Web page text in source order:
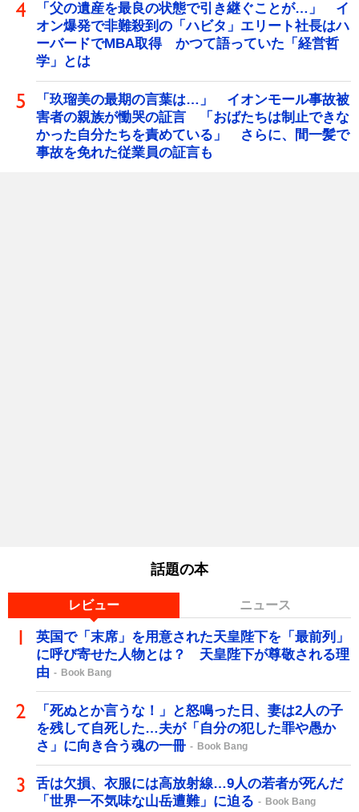
「父の遺産を最良の状態で引き継ぐことが…」 イ
オン爆発で非難殺到の「ハビタ」エリート社長はハ
ーバードでMBA取得 かつて語っていた「経営哲
学」とは
「玖瑠美の最期の言葉は…」 イオンモール事故被
害者の親族が慟哭の証言 「おばたちは制止できな
かった自分たちを責めている」 さらに、間一髪で
事故を免れた従業員の証言も
話題の本
レビュー ニュース
英国で「末席」を用意された天皇陛下を「最前列」
に呼び寄せた人物とは？ 天皇陛下が尊敬される理
由
Book Bang
「死ぬとか言うな！」と怒鳴った日、妻は2人の子
を残して自死した…夫が「自分の犯した罪や愚か
さ」に向き合う魂の一冊
Book Bang
舌は欠損、衣服には高放射線…9人の若者が死んだ
「世界一不気味な山岳遭難」に迫る
Book Bang